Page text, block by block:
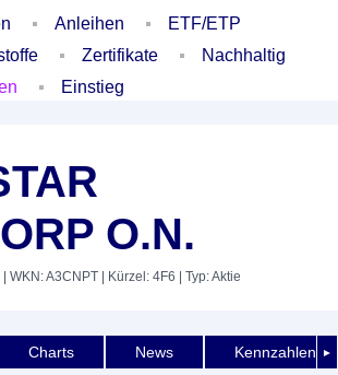
Anleihen
ETF/ETP
Zertifikate
Nachhaltig
Einstieg
O.N.
| WKN: A3CNPT | Kürzel: 4F6 | Typ: Aktie
►
Charts News Kennzahlen